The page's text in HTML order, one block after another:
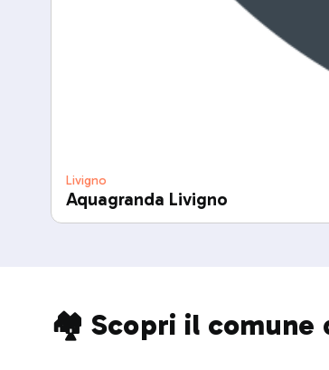
Livigno
Aquagranda Livigno
🏘️ Scopri il comune